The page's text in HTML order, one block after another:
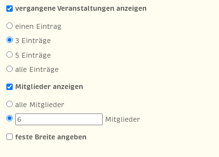
vergangene Veranstaltungen anzeigen
einen Eintrag
3 Einträge
5 Einträge
alle Einträge
Mitglieder anzeigen
alle Mitglieder
Mitglieder
feste Breite angeben